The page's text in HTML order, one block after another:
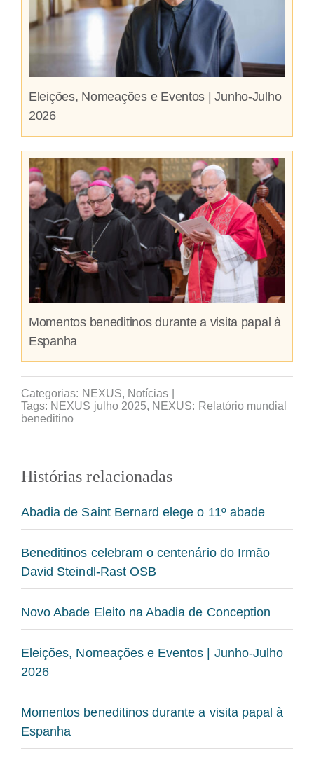
Eleições, Nomeações e Eventos | Junho-Julho
2026
Momentos beneditinos durante a visita papal à
Espanha
Categorias: NEXUS, Notícias
Tags: NEXUS julho 2025, NEXUS: Relatório mundial
beneditino
Histórias relacionadas
Abadia de Saint Bernard elege o 11º abade
Beneditinos celebram o centenário do Irmão
David Steindl-Rast OSB
Novo Abade Eleito na Abadia de Conception
Eleições, Nomeações e Eventos | Junho-Julho
2026
Momentos beneditinos durante a visita papal à
Espanha